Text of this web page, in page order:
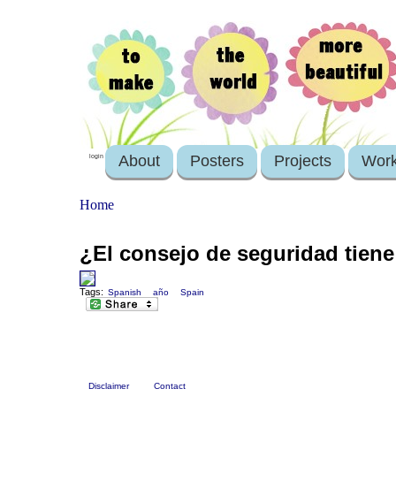
login About Posters Projects
Home
¿El consejo de seguridad
Tags: Spanish año Spain
Disclaimer Contact